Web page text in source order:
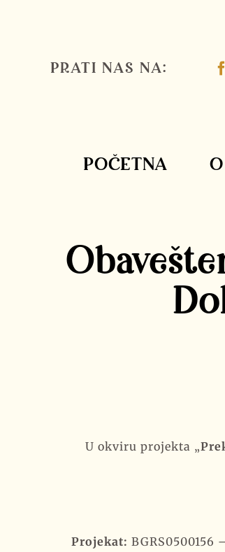
PRATI NAS NA:
POČETNA
U okviru projekta „
Projekat: